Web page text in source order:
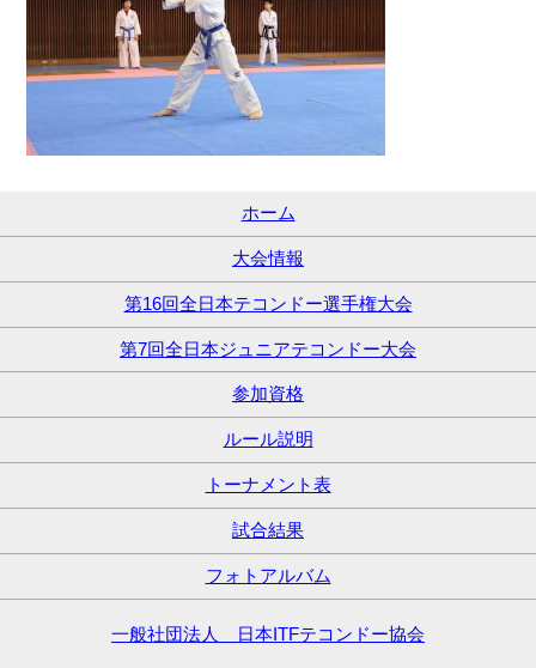
ホーム
大会情報
第16回全日本テコンドー選手権大会
第7回全日本ジュニアテコンドー大会
参加資格
ルール説明
トーナメント表
試合結果
フォトアルバム
一般社団法人 日本ITFテコンドー協会